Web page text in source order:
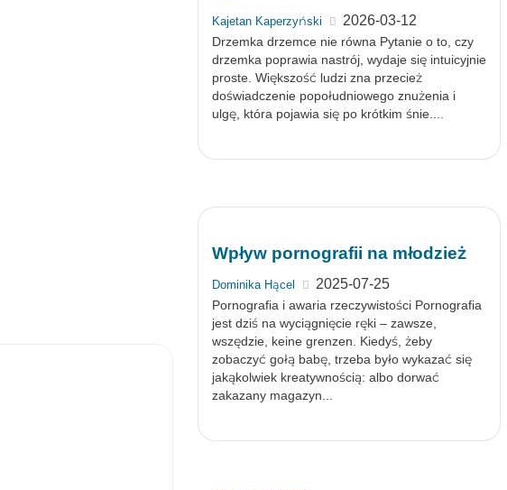
Kajetan Kaperzyński 2026-03-12
Drzemka drzemce nie równa Pytanie o to, czy
drzemka poprawia nastrój, wydaje się intuicyjnie
proste. Większość ludzi zna przecież
doświadczenie popołudniowego znużenia i
ulgę, która pojawia się po krótkim śnie....
Wpływ pornografii na młodzież
Dominika Hącel 2025-07-25
Pornografia i awaria rzeczywistości Pornografia
jest dziś na wyciągnięcie ręki – zawsze,
wszędzie, keine grenzen. Kiedyś, żeby
zobaczyć gołą babę, trzeba było wykazać się
jakąkolwiek kreatywnością: albo dorwać
zakazany magazyn...